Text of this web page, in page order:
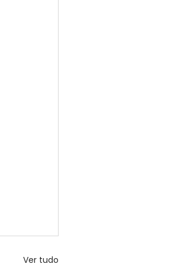
Ver tudo